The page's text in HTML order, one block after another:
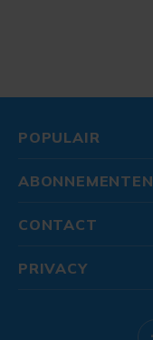
POPULAIR
ABONNEMENTEN
CONTACT
PRIVACY